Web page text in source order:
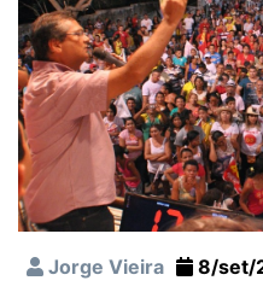
Jorge Vieira 8/set/